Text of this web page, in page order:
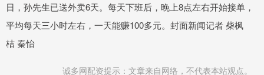
日，孙先生已送外卖6天。每天下班后，晚上8点左右开始接单，
平均每天三小时左右，一天能赚100多元。封面新闻记者 柴枫
桔 秦怡
诚多网配资提示：文章来自网络，不代表本站观点。